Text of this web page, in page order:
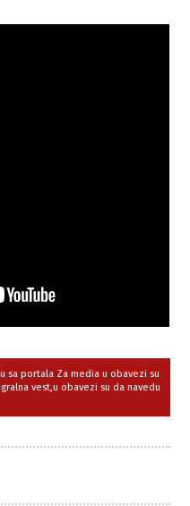
sa portala Za media u obavezi su
vest,u obavezi su da navedu